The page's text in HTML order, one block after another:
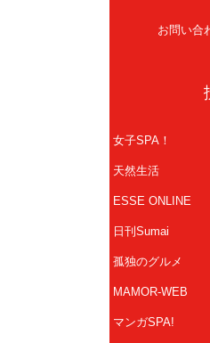
お問い合
女子SPA！
天然生活
ESSE ONLINE
日刊Sumai
孤独のグルメ
MAMOR-WEB
マンガSPA!